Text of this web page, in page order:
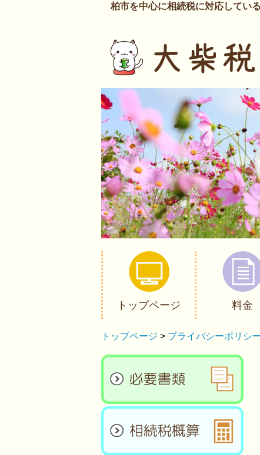
柏市を中心に相続税に対応している
トップページ 料金
トップページ > プライバシーポリシ